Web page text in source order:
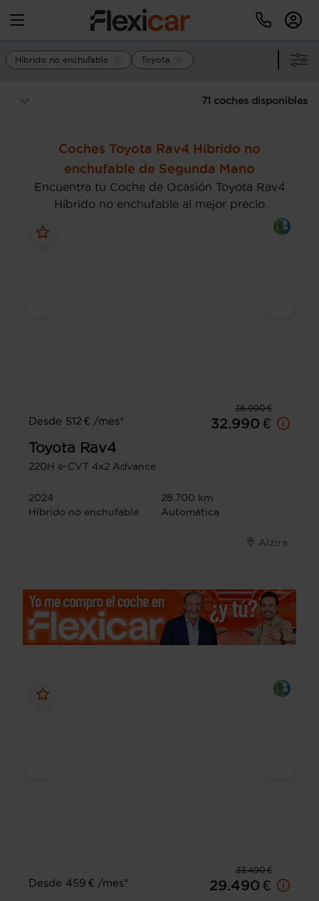
Híbrido no enchufable Toyota
71 coches disponibles
Coches Toyota Rav4 Híbrido no
enchufable de Segunda Mano
Encuentra tu Coche de Ocasión Toyota Rav4
Híbrido no enchufable al mejor precio
36.990 €
Desde 512 € /mes*
32.990 €
Toyota Rav4
220H e-CVT 4x2 Advance
2024
28.700 km
Híbrido no enchufable
Automática
Alzira
33.490 €
Desde 459 € /mes*
29.490 €